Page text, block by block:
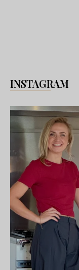
INSTAGRAM